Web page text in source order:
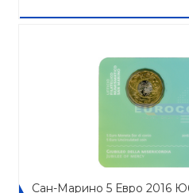
Сан-Марино 5 Евро 2016